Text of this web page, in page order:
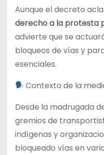
Aunque el decreto
derecho a la protesta
advierte que se
bloqueos de vías y
esenciales.
Contexto de la
Desde la madrugada
gremios de
indígenas y
bloqueado vías en